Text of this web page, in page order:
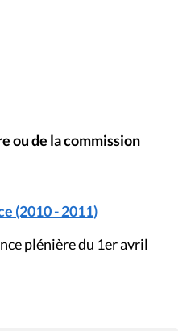
ou de la commission
(2010 - 2011)
plénière du 1er avril